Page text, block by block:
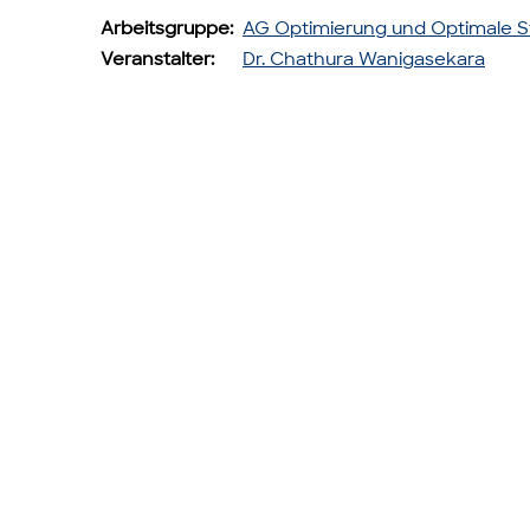
Arbeitsgruppe: AG Optimierung und Optimale
Veranstalter:
Dr. Chathura Wanigasekara